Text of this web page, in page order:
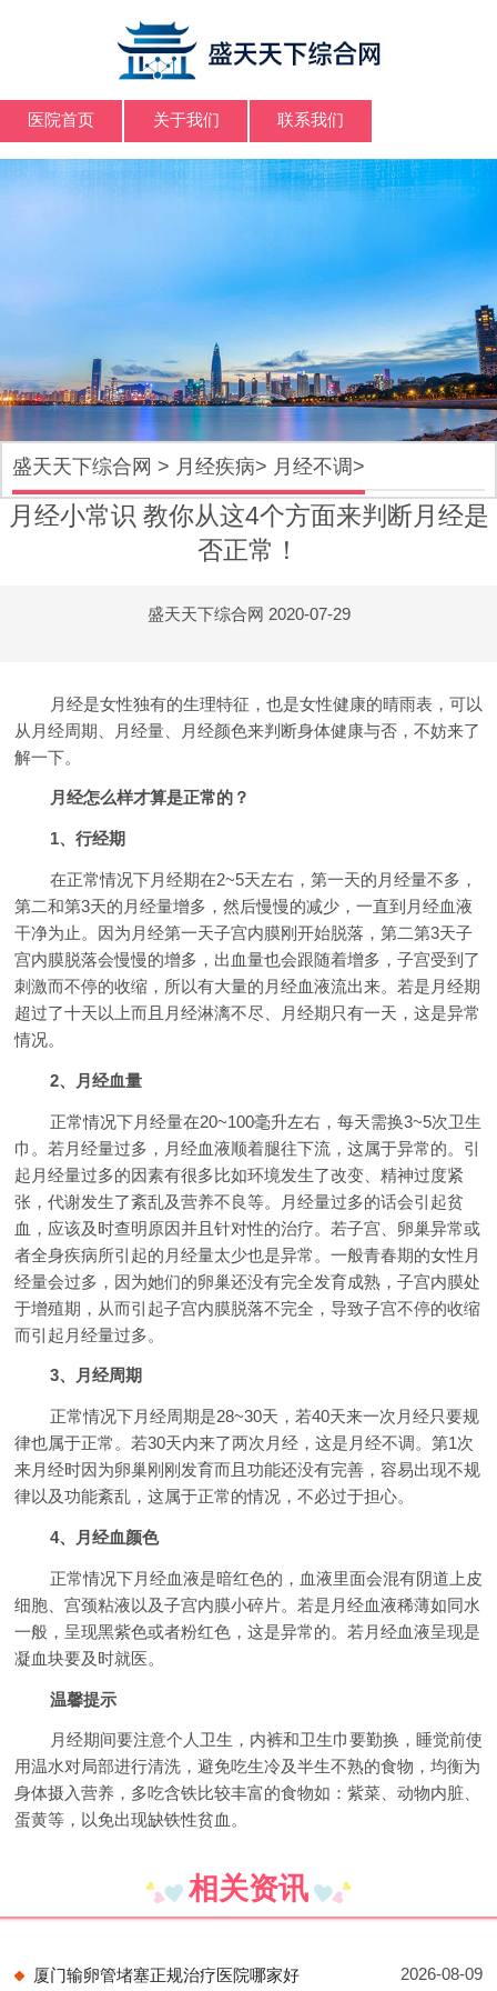
医院首页 关于我们 联系我们
盛天天下综合网 > 月经疾病> 月经不调>
月经小常识 教你从这4个方面来判断月经是
否正常！
盛天天下综合网 2020-07-29
月经是女性独有的生理特征，也是女性健康的晴雨表，可以
从月经周期、月经量、月经颜色来判断身体健康与否，不妨来了
解一下。
月经怎么样才算是正常的？
1、行经期
在正常情况下月经期在2~5天左右，第一天的月经量不多，
第二和第3天的月经量增多，然后慢慢的减少，一直到月经血液
干净为止。因为月经第一天子宫内膜刚开始脱落，第二第3天子
宫内膜脱落会慢慢的增多，出血量也会跟随着增多，子宫受到了
刺激而不停的收缩，所以有大量的月经血液流出来。若是月经期
超过了十天以上而且月经淋漓不尽、月经期只有一天，这是异常
情况。
2、月经血量
正常情况下月经量在20~100毫升左右，每天需换3~5次卫生
巾。若月经量过多，月经血液顺着腿往下流，这属于异常的。引
起月经量过多的因素有很多比如环境发生了改变、精神过度紧
张，代谢发生了紊乱及营养不良等。月经量过多的话会引起贫
血，应该及时查明原因并且针对性的治疗。若子宫、卵巢异常或
者全身疾病所引起的月经量太少也是异常。一般青春期的女性月
经量会过多，因为她们的卵巢还没有完全发育成熟，子宫内膜处
于增殖期，从而引起子宫内膜脱落不完全，导致子宫不停的收缩
而引起月经量过多。
3、月经周期
正常情况下月经周期是28~30天，若40天来一次月经只要规
律也属于正常。若30天内来了两次月经，这是月经不调。第1次
来月经时因为卵巢刚刚发育而且功能还没有完善，容易出现不规
律以及功能紊乱，这属于正常的情况，不必过于担心。
4、月经血颜色
正常情况下月经血液是暗红色的，血液里面会混有阴道上皮
细胞、宫颈粘液以及子宫内膜小碎片。若是月经血液稀薄如同水
一般，呈现黑紫色或者粉红色，这是异常的。若月经血液呈现是
凝血块要及时就医。
温馨提示
月经期间要注意个人卫生，内裤和卫生巾要勤换，睡觉前使
用温水对局部进行清洗，避免吃生冷及半生不熟的食物，均衡为
身体摄入营养，多吃含铁比较丰富的食物如：紫菜、动物内脏、
蛋黄等，以免出现缺铁性贫血。
相关资讯
厦门输卵管堵塞正规治疗医院哪家好 2026-08-09